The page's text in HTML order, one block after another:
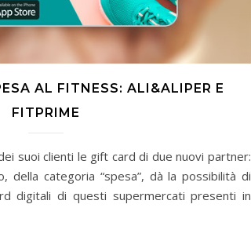
AL FITNESS: ALI&ALIPER E
FITPRIME
suoi clienti le gift card di due nuovi partner:
della categoria “spesa”, dà la possibilità di
digitali di questi supermercati presenti in